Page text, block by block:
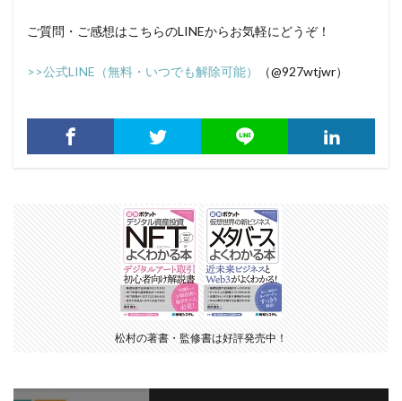
ご質問・ご感想はこちらのLINEからお気軽にどうぞ！
>>公式LINE（無料・いつでも解除可能） （@927wtjwr）
松村の著書・監修書は好評発売中！